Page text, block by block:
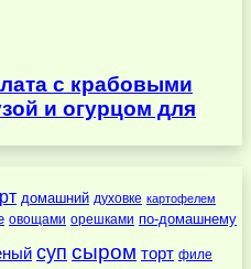
с крабовыми
и огурцом для
домашний духовке картофелем
овощами орешками по-домашнему
суп сыром торт филе